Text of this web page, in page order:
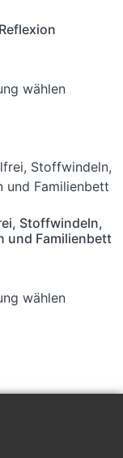
wählen
Stoffwindeln,
und Familienbett
wählen